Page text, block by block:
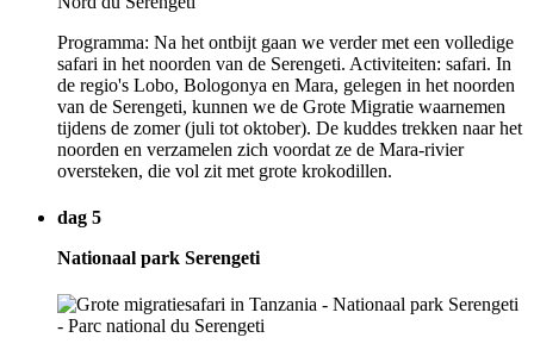
Programma: Na het ontbijt gaan we verder met een volledige
safari in het noorden van de Serengeti. Activiteiten: safari. In
de regio's Lobo, Bologonya en Mara, gelegen in het noorden
van de Serengeti, kunnen we de Grote Migratie waarnemen
tijdens de zomer (juli tot oktober). De kuddes trekken naar het
noorden en verzamelen zich voordat ze de Mara-rivier
oversteken, die vol zit met grote krokodillen.
dag 5
Nationaal park Serengeti